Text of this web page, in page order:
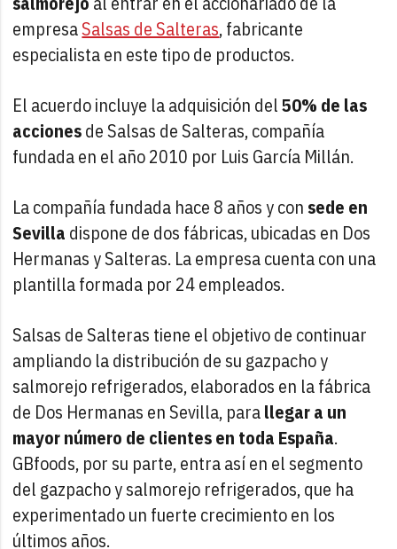
empresaSalsas de Salteras, fabricante
especialista en este tipo de productos.
El acuerdo incluye la adquisición del50% de las
accionesde Salsas de Salteras, compañía
fundada en el año 2010 por Luis García Millán.
La compañía fundada hace 8 años y con sede en
Sevilla dispone de dos fábricas, ubicadas en Dos
Hermanas y Salteras. La empresa cuenta con una
plantilla formada por 24 empleados.
Salsas de Salteras tiene el objetivo de continuar
ampliando la distribución de su gazpacho y
salmorejo refrigerados, elaborados en la fábrica
de Dos Hermanas en Sevilla, parallegar a un
mayor número de clientes en toda España.
GBfoods, por su parte, entra así en el segmento
del gazpacho y salmorejo refrigerados, que ha
experimentado un fuerte crecimiento en los
últimos años.